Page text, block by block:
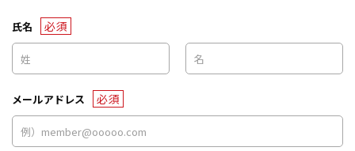
氏名 必須
メールアドレス 必須